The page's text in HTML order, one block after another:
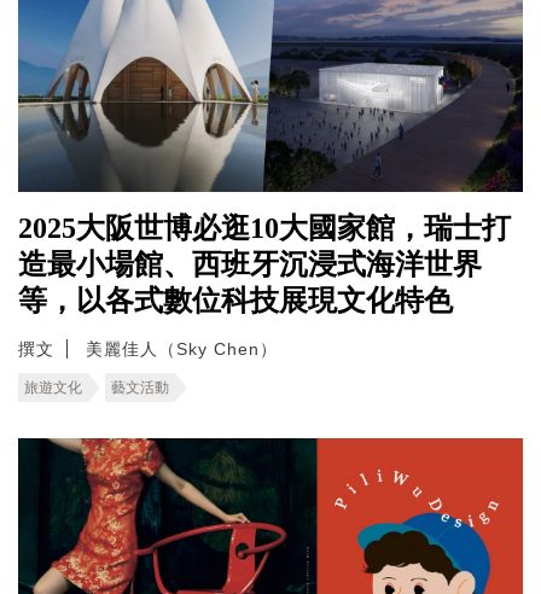
2025大阪世博必逛10大國家館，瑞士打
造最小場館、西班牙沉浸式海洋世界
等，以各式數位科技展現文化特色
撰文 美麗佳人（Sky Chen）
旅遊文化 藝文活動